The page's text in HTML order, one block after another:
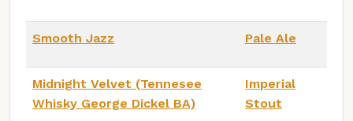
Smooth Jazz Pale Ale
Midnight Velvet (Tennesee
Whisky George Dickel BA)
Imperial
Stout